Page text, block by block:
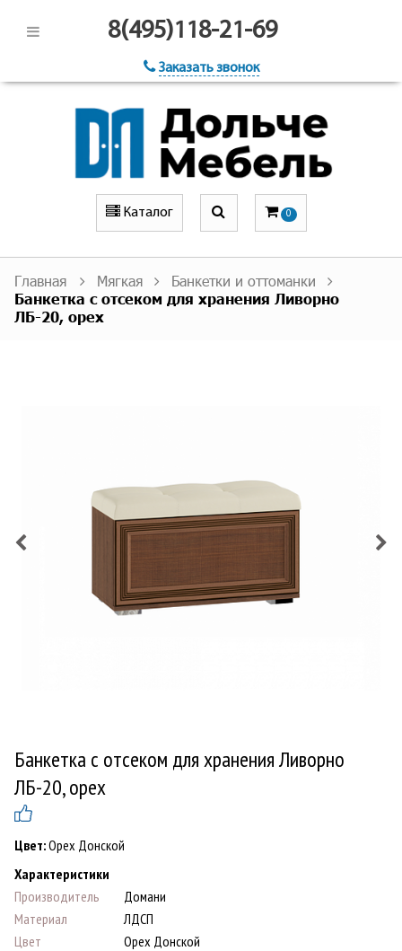
8(495)118-21-69
Заказать звонок
Каталог 0
Главная Мягкая
Банкетки и оттоманки
Банкетка с отсеком для хранения Ливорно
ЛБ-20, орех
Банкетка с отсеком для хранения Ливорно
ЛБ-20, орех
Цвет:Орех Донской
Характеристики
Производитель
Домани
Материал
ЛДСП
Цвет
Орех Донской